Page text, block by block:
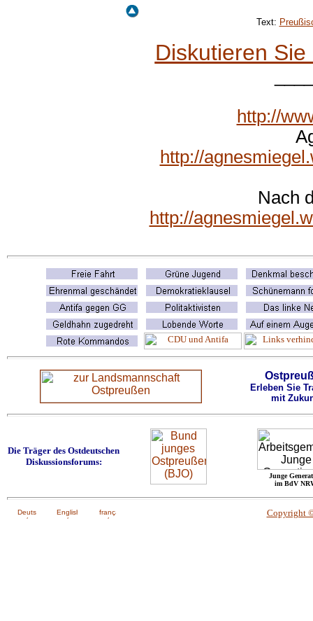
Text:
Diskutieren
http://
http://
Nach
http://
Erleben Sie
mit
Die Träger des Ostdeutschen
Diskussionsforums:
Junge
im BdV
Copyright